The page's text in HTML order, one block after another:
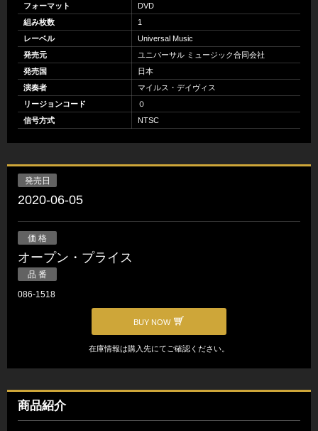
フォーマット
DVD
組み枚数
1
レーベル
Universal Music
発売元
ユニバーサル ミュージック合同会社
発売国
日本
演奏者
マイルス・デイヴィス
リージョンコード
０
信号方式
NTSC
発売日
2020-06-05
価 格
オープン・プライス
品 番
086-1518
BUY NOW
在庫情報は購入先にてご確認ください。
商品紹介